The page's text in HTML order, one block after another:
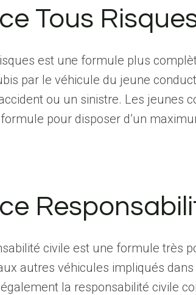
Tous
est une formule plus
par le véhicule du jeune
ou un sinistre. Les jeunes
pour disposer d’un
civile est une formule très
autres véhicules impliqués
la responsabilité civile